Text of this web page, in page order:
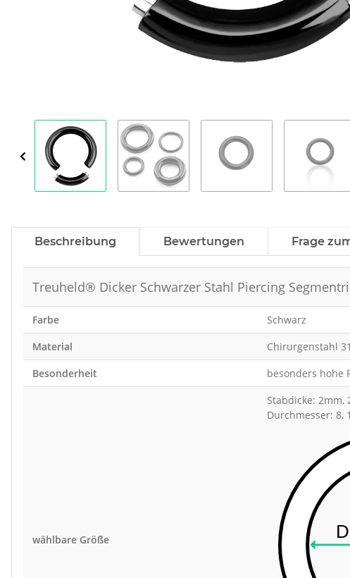
Beschreibung Bewertungen Frage
Treuheld® Dicker Schwarzer Stahl Piercing
Farbe
Schwarz
Material
Chirurgenstahl
Besonderheit
besonders hohe
wählbare Größe
Stabdicke: 2mm,
Durchmesser: 8,